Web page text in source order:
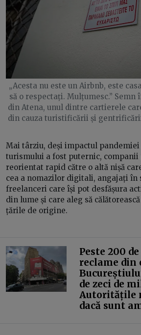
„Acesta nu este un Airbnb, este
să o respectați. Mulțumesc.”
din Atena, unul dintre cartierele
din cauza turistificării și
Mai târziu, deși impactul
turismului a fost puternic, companii
reorientat rapid către o altă nișă
cea a nomazilor digitali, angajați în
freelanceri care își pot desfășura
din lume și care aleg să
țările de origine.
Peste 200
reclame din
de zeci de
Autoritățile
dacă sunt